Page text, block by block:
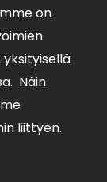
on
Näin
liittyen.